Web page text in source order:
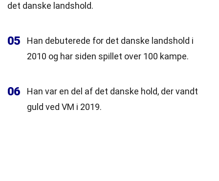
det danske landshold.
05
Han debuterede for det danske landshold i
2010 og har siden spillet over 100 kampe.
06
Han var en del af det danske hold, der vandt
guld ved VM i 2019.